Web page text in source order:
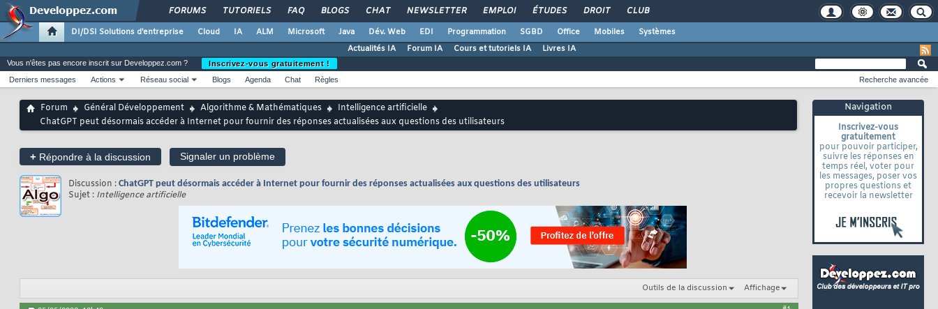
FORUMS TUTORIELS FAQ BLOGS CHAT NEWSLETTER EMPLOI ÉTUDES DROIT CLUB
DI/DSI Solutions d'entreprise Cloud IA ALM Microsoft Java Dév. Web EDI Programmation SGBD Office Mobiles
Systèmes
Actualités IA
Forum IA Cours et tutoriels IA Livres IA
Navigation
Inscrivez-vous
gratuitement
pour pouvoir participer,
suivre les réponses en
temps réel, voter pour
les messages, poser vos
propres questions et
recevoir la newsletter
Vous n'êtes pas encore inscrit sur Developpez.com ?
Inscrivez-vous gratuitement !
Derniers messages
Actions Réseau social Blogs Agenda Chat Règles Recherche avancée
Forum Général Développement Algorithme & Mathématiques
Intelligence artificielle
ChatGPT peut désormais accéder à Internet pour fournir des réponses actualisées aux questions des utilisateurs
+ Répondre à la discussion Signaler un problème
Discussion : ChatGPT peut désormais accéder à Internet pour fournir des réponses actualisées aux questions des utilisateurs
Sujet : Intelligence artificielle
Outils de la discussion Affichage